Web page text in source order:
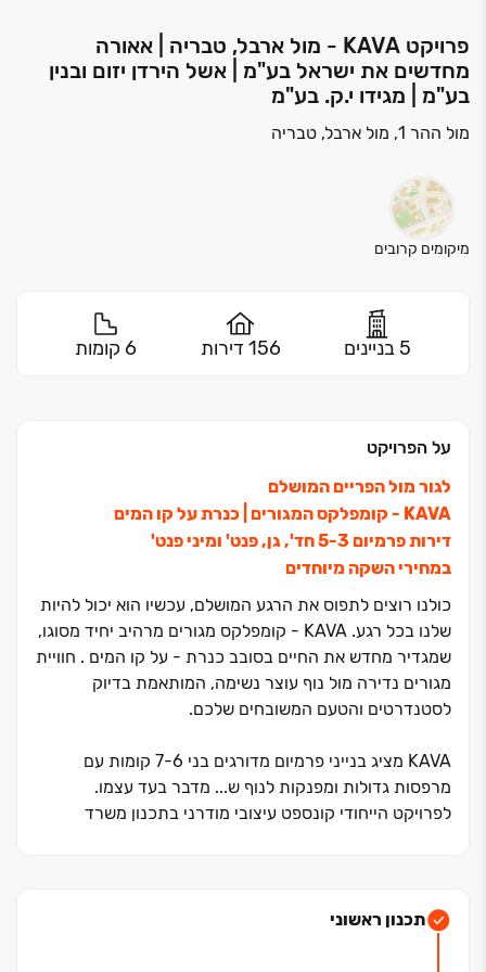
פרויקט KAVA‏ - מול ארבל, טבריה | אאורה
מחדשים את ישראל בע"מ | אשל הירדן יזום ובנין
בע"מ | מגידו י.ק. בע"מ
מול ההר 1, מול ארבל, טבריה
מיקומים קרובים
5 בניינים 156 דירות 6 קומות
על הפרויקט
לגור מול הפריים המושלם
KAVA ‏- קומפלקס המגורים ‏| כנרת על קו המים
דירות פרמיום ‏3‏-‏5 חד', גן, פנט' ומיני פנט'
במחירי השקה מיוחדים
כולנו רוצים לתפוס את הרגע המושלם, עכשיו הוא יכול להיות
שלנו בכל רגע. KAVA ‏- קומפלקס מגורים מרהיב יחיד מסוגו,
שמגדיר מחדש את החיים בסובב כנרת ‏- על קו המים . חוויית
מגורים נדירה מול נוף עוצר נשימה, המותאמת בדיוק
לסטנדרטים והטעם המשובחים שלכם.
KAVA מציג בנייני פרמיום מדורגים בני ‏6‏-‏7 קומות עם
מרפסות גדולות ומפנקות לנוף ש... מדבר בעד עצמו.
לפרויקט הייחודי קונספט עיצובי מודרני בתכנון משרד
תכנון ראשוני